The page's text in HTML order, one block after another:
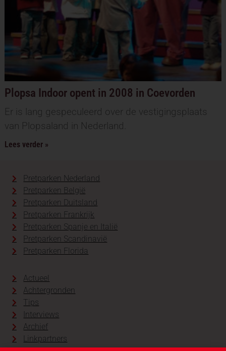
Plopsa Indoor opent in 2008 in Coevorden
Er is lang gespeculeerd over de vestigingsplaats
van Plopsaland in Nederland.
Lees verder »
Pretparken Nederland
Pretparken België
Pretparken Duitsland
Pretparken Frankrijk
Pretparken Spanje en Italië
Pretparken Scandinavië
Pretparken Florida
Actueel
Achtergronden
Tips
Interviews
Archief
Linkpartners